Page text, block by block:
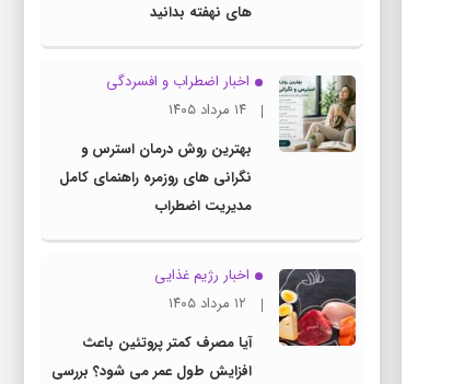
های نهفته بدانید
اخبار اضطراب و افسردگی
۱۴ مرداد ۱۴۰۵
بهترین روش درمان استرس و
نگرانی های روزمره راهنمای کامل
مدیریت اضطراب
اخبار رژیم غذایی
۱۲ مرداد ۱۴۰۵
آیا مصرف کمتر پروتئین باعث
افزایش طول عمر می شود؟ بررسی